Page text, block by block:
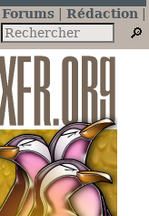
Forums
Rédaction